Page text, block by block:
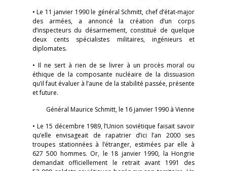
• Le 11 janvier 1990 le général Schmitt, chef d’état-major
des armées, a annoncé la création d’un corps
d’inspecteurs du désarmement, constitué de quelque
deux cents spécialistes militaires, ingénieurs et
diplomates.
• Il ne sert à rien de se livrer à un procès moral ou
éthique de la composante nucléaire de la dissuasion
qu’il faut évaluer à l’aune de la stabilité passée, présente
et future.
Général Maurice Schmitt, le 16 janvier 1990 à Vienne
• Le 15 décembre 1989, l’Union soviétique faisait savoir
qu’elle envisageait de rapatrier d’ici l’an 2000 ses
troupes stationnées à l’étranger, estimées par elle à
627 500 hommes. Or, le 18 janvier 1990, la Hongrie
demandait officiellement le retrait avant 1991 des